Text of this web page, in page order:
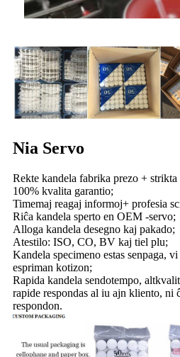
Nia Servo
Rekte kandela fabrika prezo +
100% kvalita garantio;
Timemaj reagaj informoj+ profesia
Riĉa kandela sperto en OEM -servo;
Alloga kandela desegno kaj pakado;
Atestilo: ISO, CO, BV kaj tiel plu;
Kandela specimeno estas senpaga,
espriman kotizon;
Rapida kandela sendotempo,
rapide respondas al iu ajn kliento, ni
respondon.